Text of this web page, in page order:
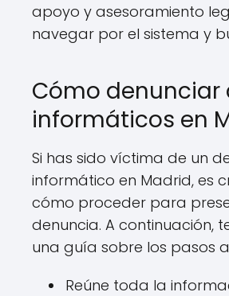
apoyo y asesoramiento
navegar por el sistema y
Cómo denunciar
informáticos en
Si has sido víctima de un
informático en Madrid, es
cómo proceder para
denuncia. A continuación,
una guía sobre los pasos
Reúne toda la